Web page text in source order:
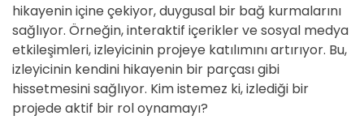
hikayenin içine çekiyor, duygusal bir bağ kurmalarını
sağlıyor. Örneğin, interaktif içerikler ve sosyal medya
etkileşimleri, izleyicinin projeye katılımını artırıyor. Bu,
izleyicinin kendini hikayenin bir parçası gibi
hissetmesini sağlıyor. Kim istemez ki, izlediği bir
projede aktif bir rol oynamayı?